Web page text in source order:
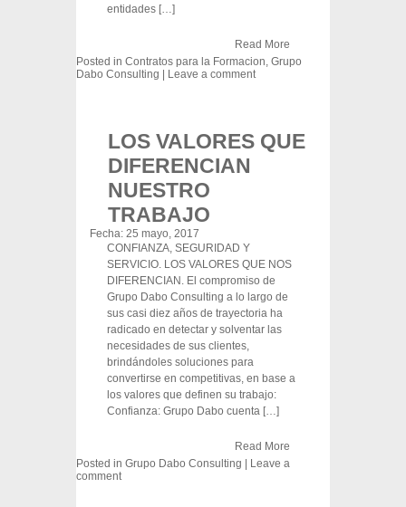
entidades […]
Read More
Posted in Contratos para la Formacion, Grupo
Dabo Consulting
Leave a comment
LOS VALORES QUE
DIFERENCIAN
NUESTRO
TRABAJO
Fecha: 25 mayo, 2017
CONFIANZA, SEGURIDAD Y
SERVICIO. LOS VALORES QUE NOS
DIFERENCIAN. El compromiso de
Grupo Dabo Consulting a lo largo de
sus casi diez años de trayectoria ha
radicado en detectar y solventar las
necesidades de sus clientes,
brindándoles soluciones para
convertirse en competitivas, en base a
los valores que definen su trabajo:
Confianza: Grupo Dabo cuenta […]
Read More
Posted in Grupo Dabo Consulting
Leave a
comment